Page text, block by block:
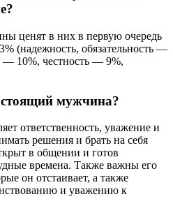
ценят в них в первую очередь
(надежность, обязательность —
— 10%, честность — 9%,
мужчина?
ответственность, уважение и
решения и брать на себя
в общении и готов
времена. Также важны его
он отстаивает, а также
и уважению к